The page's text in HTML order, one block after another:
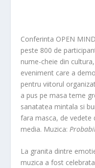
Conferinta OPEN
peste 800 de
nume-cheie din
eveniment care a
pentru viitorul
a pus pe masa teme
sanatatea mintala si
fara masca, de vedete
media. Muzica:
La granita dintre
muzica a fost